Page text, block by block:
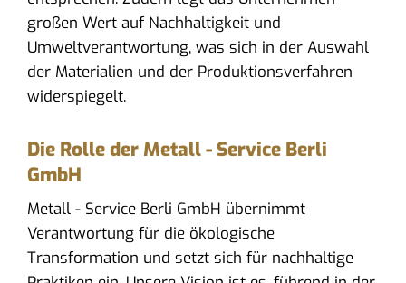
großen Wert auf Nachhaltigkeit und
Umweltverantwortung, was sich in der Auswahl
der Materialien und der Produktionsverfahren
widerspiegelt.
Die Rolle der Metall - Service Berli
GmbH
Metall - Service Berli GmbH übernimmt
Verantwortung für die ökologische
Transformation und setzt sich für nachhaltige